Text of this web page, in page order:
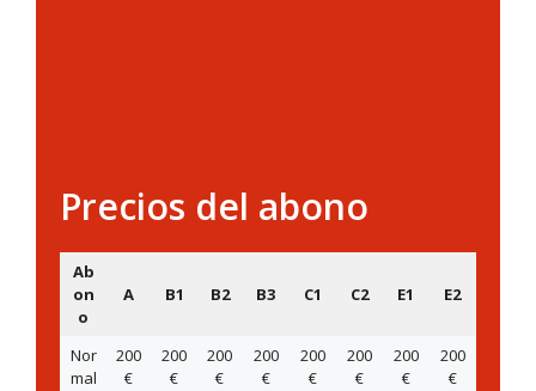
Precios del abono
Ab
on
o
A B1 B2 B3 C1 C2 E1 E2
Nor
mal
200
€
200
€
200
€
200
€
200
€
200
€
200
€
200
€